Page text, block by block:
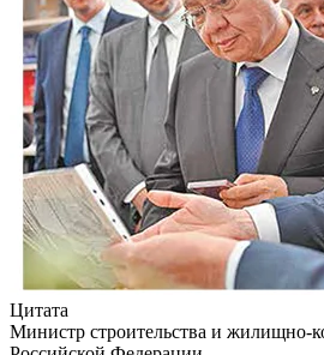
Цитата
Министр строительства и жилищно-